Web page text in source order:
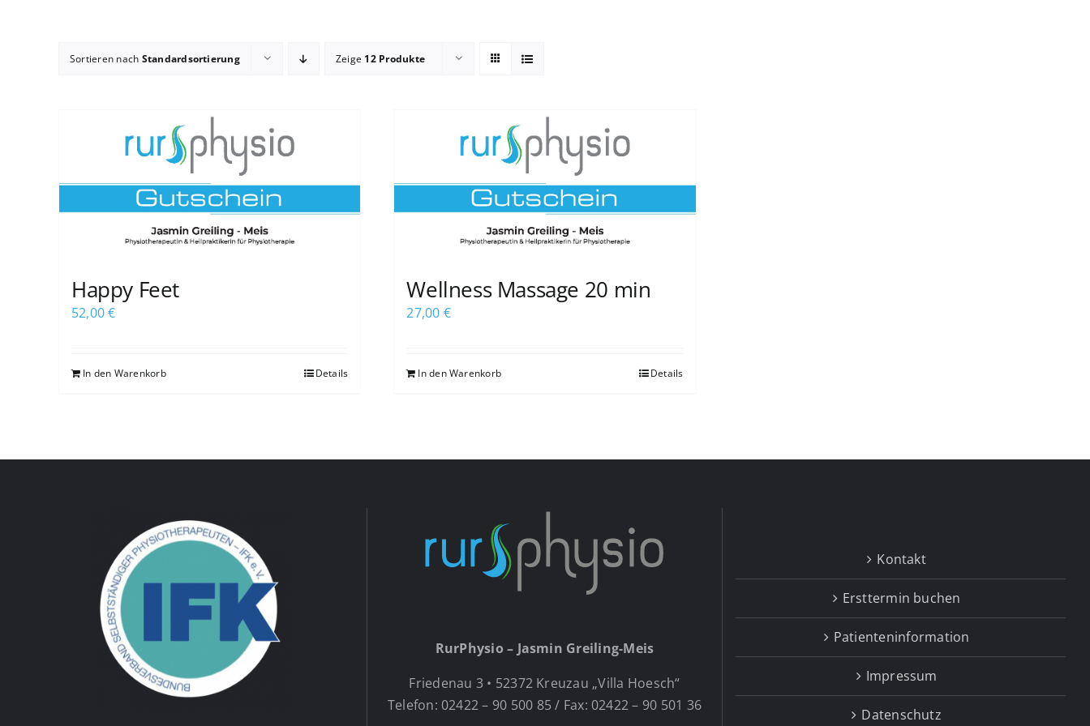
Sortieren nach Standardsortierung Zeige 12 Produkte
Happy Feet
52,00€
In den Warenkorb Details
Wellness Massage 20 min
27,00 €
In den Warenkorb Details
RurPhysio – Jasmin Greiling-Meis
Friedenau 3 • 52372 Kreuzau „Villa Hoesch“
Telefon: 02422 – 90 500 85 / Fax: 02422 – 90 501 36
Kontakt
Ersttermin buchen
Patienteninformation
Impressum
Datenschutz